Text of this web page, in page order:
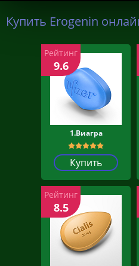
Купить Erogenin
1.Виагра
Купить
Рейтинг
9.6
Рейтинг
8.5